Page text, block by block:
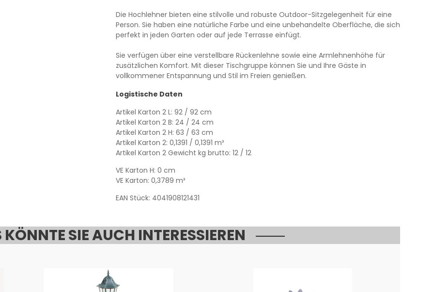
Die Hochlehner bieten eine stilvolle und robuste Outdoor-Sitzgelegenheit für eine
Person. Sie haben eine natürliche Farbe und eine unbehandelte Oberfläche, die sich
perfekt in jeden Garten oder auf jede Terrasse einfügt.
Sie verfügen über eine verstellbare Rückenlehne sowie eine Armlehnenhöhe für
zusätzlichen Komfort. Mit dieser Tischgruppe können Sie und Ihre Gäste in
vollkommener Entspannung und Stil im Freien genießen.
Logistische Daten
Artikel Karton 2 L: 92 / 92 cm
Artikel Karton 2 B: 24 / 24 cm
Artikel Karton 2 H: 63 / 63 cm
Artikel Karton 2: 0,1391 / 0,1391 m³
Artikel Karton 2 Gewicht kg brutto: 12 / 12
VE Karton H: 0 cm
VE Karton: 0,3789 m³
EAN Stück: 4041908121431
SIE AUCH INTERESSIEREN